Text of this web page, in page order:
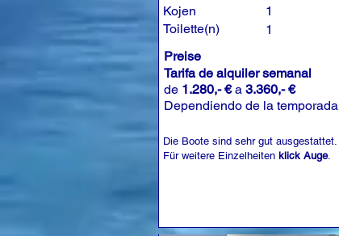
Kojen
Toilette(n)
1
1
Preise
Tarifa de alquiler semanal
de 1.280,- €a 3.360,- €
Dependiendo de la temporada
Die Boote sind sehr gut ausgestattet.
Für weitere Einzelheiten klick Auge.